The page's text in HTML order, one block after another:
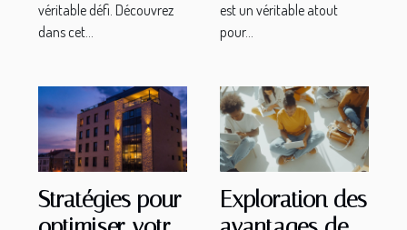
véritable défi. Découvrez
dans cet...
est un véritable atout
pour...
Stratégies pour
Exploration des